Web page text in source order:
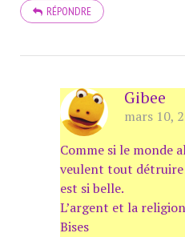
RÉPONDRE
Gibee
mars 10,
Comme si le monde
veulent tout
est si belle.
L’argent et la
Bises